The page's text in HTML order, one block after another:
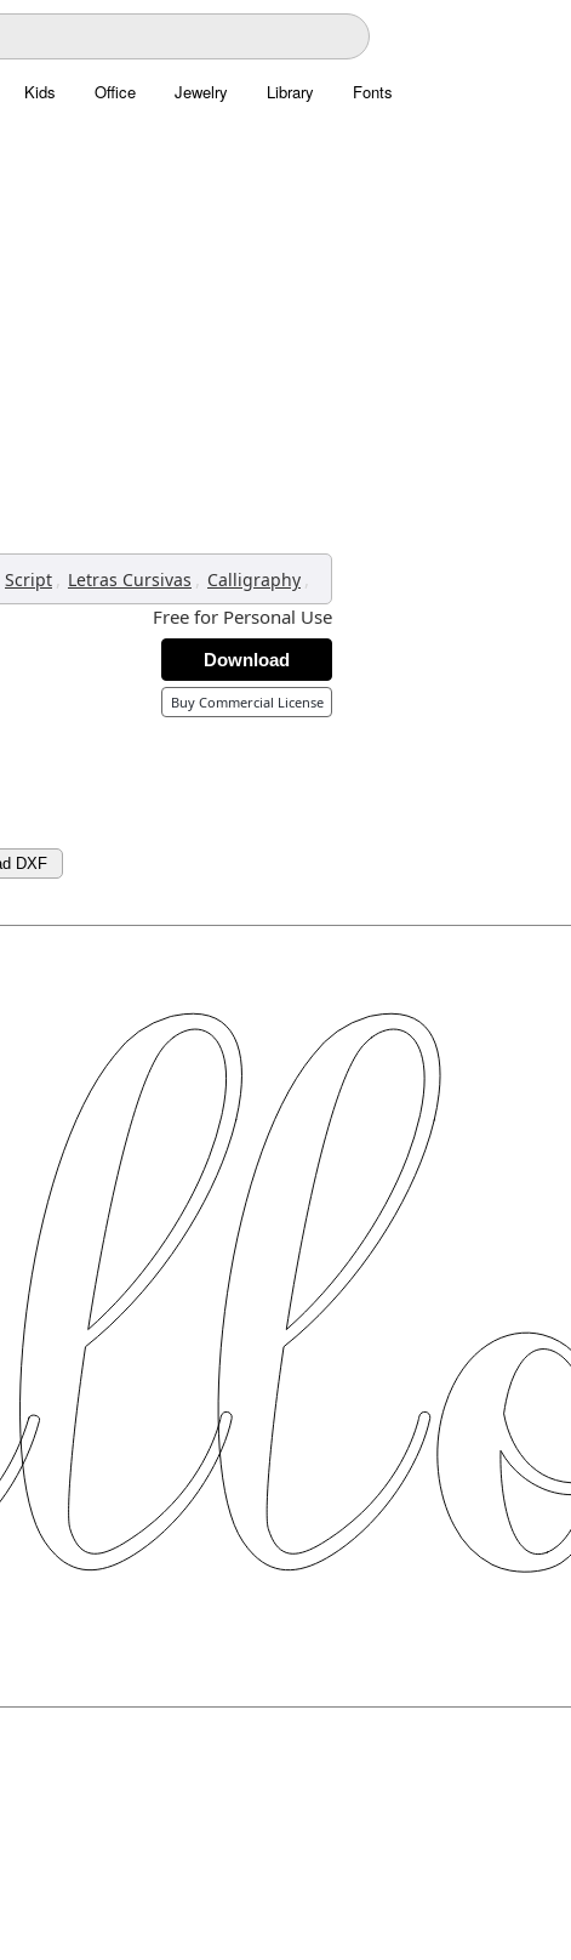
Kids Office Jewelry Library Fonts
Script , Letras Cursivas , Calligraphy ,
Free for Personal Use
Download
Buy Commercial License
DXF